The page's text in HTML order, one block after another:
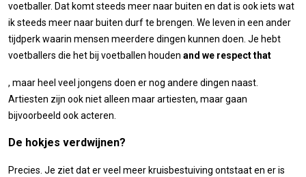
voetballer. Dat komt steeds meer naar buiten en dat is ook iets wat
ik steeds meer naar buiten durf te brengen. We leven in een ander
tijdperk waarin mensen meerdere dingen kunnen doen. Je hebt
voetballers die het bij voetballen houden and we respect that
, maar heel veel jongens doen er nog andere dingen naast.
Artiesten zijn ook niet alleen maar artiesten, maar gaan
bijvoorbeeld ook acteren.
De hokjes verdwijnen?
Precies. Je ziet dat er veel meer kruisbestuiving ontstaat en er is